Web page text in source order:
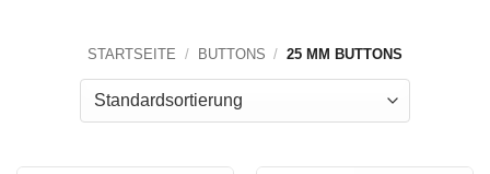
STARTSEITE / BUTTONS / 25 MM BUTTONS